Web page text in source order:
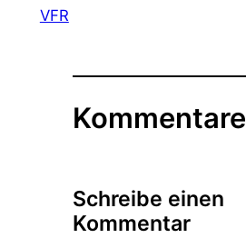
VFR
Kommentare
Schreibe einen
Kommentar